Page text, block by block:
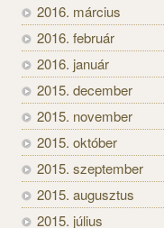
2016. március
2016. február
2016. január
2015. december
2015. november
2015. október
2015. szeptember
2015. augusztus
2015. július